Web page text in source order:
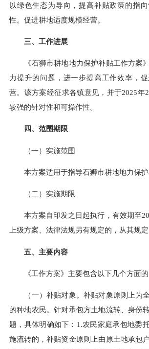
以绿色生态为导向，提高补贴政策的指
性。促进耕地适度规模经营。
三、工作进展
《石狮市耕地地力保护补贴工作方案
力提升的问题，进一步提高工作效率，
营。该方案经征求各镇意见，并于2025年
较强的针对性和可操作性。
四、范围期限
（一）实施范围
本方案适用于指导石狮市耕地地力保护
（二）实施期限
本方案自印发之日起执行，有效期至
上级方案、法律法规另有规定的，从其规定
五、主要内容
《工作方案》主要包含以下几个方面的
（一）补贴对象。补贴对象原则上为
的种地农民。针对承包方土地流转、身份
题，具体明确如下：1.农民家庭承包地委
施流转的，补贴资金原则上由原土地承包